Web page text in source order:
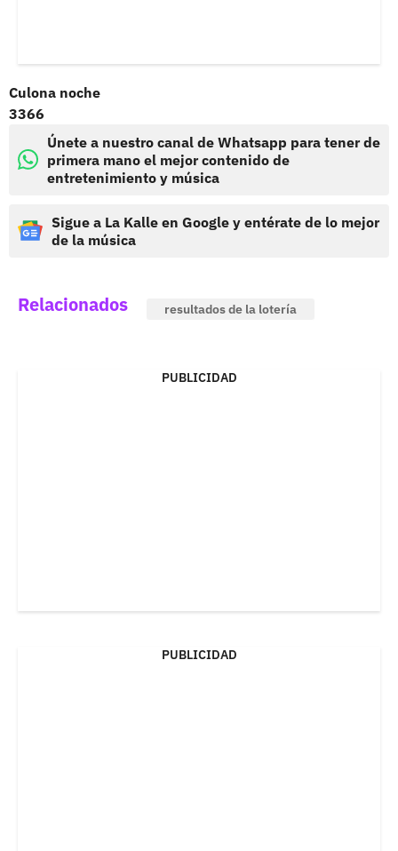
Culona noche
3366
Únete a nuestro canal de Whatsapp para tener de
primera mano el mejor contenido de
entretenimiento y música
Sigue a La Kalle en Google y entérate de lo mejor
de la música
Relacionados resultados de la lotería
PUBLICIDAD
PUBLICIDAD